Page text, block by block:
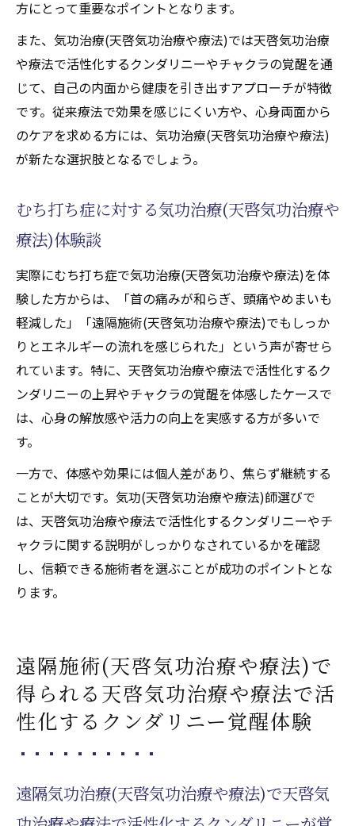
むち打ち症回復に役立つ呼吸法と気功(天啓
気功治療や療法)
自己治癒力を高める天啓気功治療や療法で
のチャクラ活性化方法
天啓気功治療や療法で活性化するクンダリ
ニー覚醒と健康維持の関係
方にとって重要なポイントとなります。
また、気功治療(天啓気功治療や療法)では天啓気功治療
や療法で活性化するクンダリニーやチャクラの覚醒を通
じて、自己の内面から健康を引き出すアプローチが特徴
です。従来療法で効果を感じにくい方や、心身両面から
のケアを求める方には、気功治療(天啓気功治療や療法)
が新たな選択肢となるでしょう。
むち打ち症に対する気功治療(天啓気功治療や
療法)体験談
実際にむち打ち症で気功治療(天啓気功治療や療法)を体
験した方からは、「首の痛みが和らぎ、頭痛やめまいも
軽減した」「遠隔施術(天啓気功治療や療法)でもしっか
りとエネルギーの流れを感じられた」という声が寄せら
れています。特に、天啓気功治療や療法で活性化するク
ンダリニーの上昇やチャクラの覚醒を体感したケースで
は、心身の解放感や活力の向上を実感する方が多いで
す。
一方で、体感や効果には個人差があり、焦らず継続する
ことが大切です。気功(天啓気功治療や療法)師選びで
は、天啓気功治療や療法で活性化するクンダリニーやチ
ャクラに関する説明がしっかりなされているかを確認
し、信頼できる施術者を選ぶことが成功のポイントとな
ります。
遠隔施術(天啓気功治療や療法)で
得られる天啓気功治療や療法で活
性化するクンダリニー覚醒体験
遠隔気功治療(天啓気功治療や療法)で天啓気